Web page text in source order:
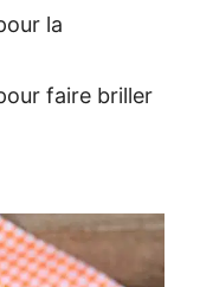
la
faire briller